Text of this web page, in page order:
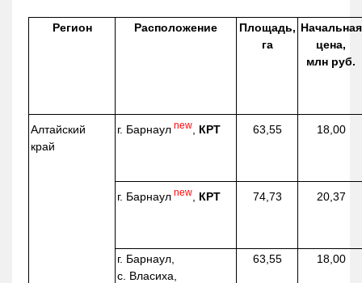
Регион Расположение
Площадь,
га
Начальная
цена,
млн руб.
Алтайский
край
г. Барнаул new КРТ 63,55 18,00
г. Барнаул new КРТ 74,73 20,37
г. Барнаул,
с. Власиха,
63,55 18,00